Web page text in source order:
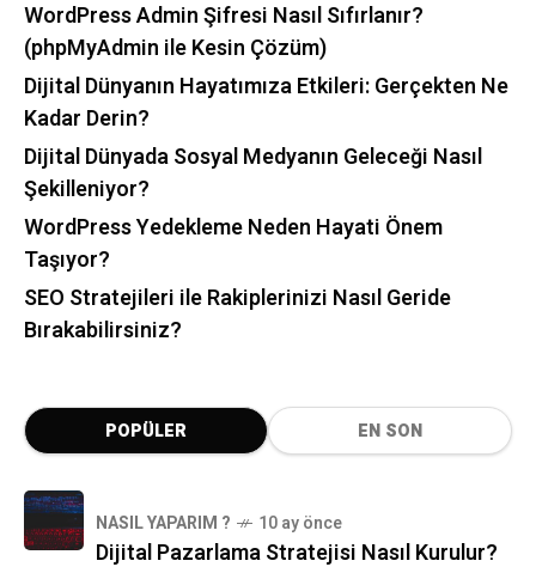
WordPress Admin Şifresi Nasıl Sıfırlanır?
(phpMyAdmin ile Kesin Çözüm)
Dijital Dünyanın Hayatımıza Etkileri: Gerçekten Ne
Kadar Derin?
Dijital Dünyada Sosyal Medyanın Geleceği Nasıl
Şekilleniyor?
WordPress Yedekleme Neden Hayati Önem
Taşıyor?
SEO Stratejileri ile Rakiplerinizi Nasıl Geride
Bırakabilirsiniz?
POPÜLER EN SON
NASIL YAPARIM ? 10 ay önce
Dijital Pazarlama Stratejisi Nasıl Kurulur?